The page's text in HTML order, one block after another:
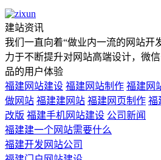
建站资讯
我们一直向着“做业内一流的网站开
力于不断提升对网站高端设计，微
品的用户体验
福建网站建设 福建网站制作 福建网
做网站 福建建网站 福建网页制作 福
改版 福建手机网站建设 公司新闻
福建建一个网站需要什么
福建开发网站公司